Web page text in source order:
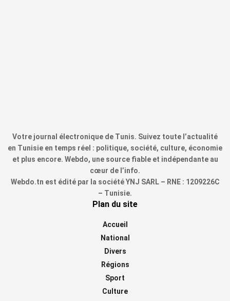
Votre journal électronique de Tunis. Suivez toute l’actualité
en Tunisie en temps réel : politique, société, culture, économie
et plus encore. Webdo, une source fiable et indépendante au
cœur de l’info.
Webdo.tn est édité par la société YNJ SARL – RNE : 1209226C
– Tunisie.
Plan du site
Accueil
National
Divers
Régions
Sport
Culture